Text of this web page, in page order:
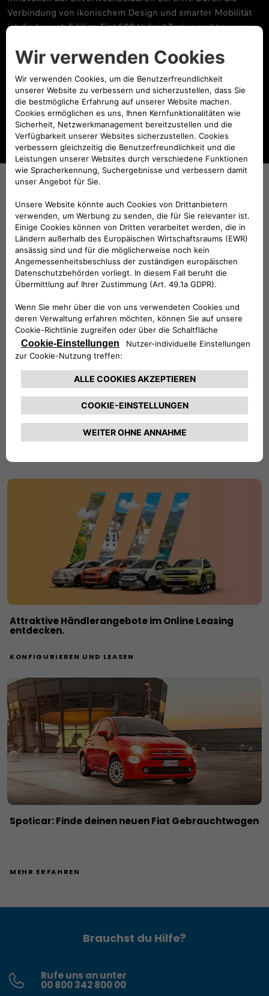
Verbindung von ikonischem Design und smarter Mobilität
ist die Launch-Edition Fiat 500 Hybrid Torino nicht nur ein
l/100 km; CO2-Emission 120 g/km; CO2-Klasse: D.
MEHR ERFAHREN
Der schnellste Weg zu deinem neuen
500 Hybrid
Finde deinen nächstgelegenen Fiat Händler.
Attraktive Händlerangebote im Online Leasing
entdecken.
KONFIGURIEREN UND LEASEN​
Spoticar: Finde deinen neuen Fiat Gebrauchtwagen
MEHR ERFAHREN
Brauchst du Hilfe?
Rufe uns an unter
00 800 342 800 00